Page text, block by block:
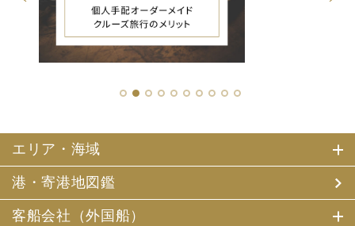
1 2 3 4 5 6 7 8 9 10
エリア・海域
港・寄港地図鑑
客船会社（外国船）